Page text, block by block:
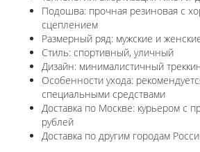
Подошва: прочная резиновая с
сцеплением
Размерный ряд: мужские и
Стиль: спортивный, уличный
Дизайн: минималистичный
Особенности ухода:
специальными средствами
Доставка по Москве: курьером с
рублей
Доставка по другим городам